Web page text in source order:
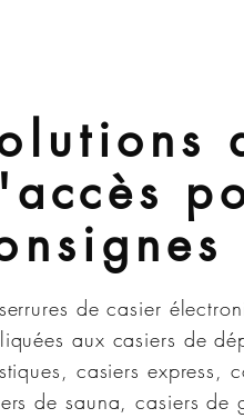
de casier
aux casiers de
casiers express,
de sauna, casiers de